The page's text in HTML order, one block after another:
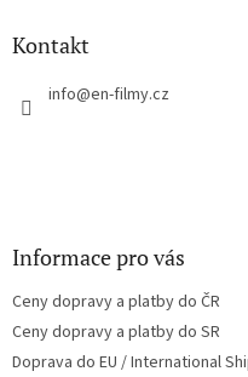
Kontakt
info@en-filmy.cz
Informace pro vás
Ceny dopravy a platby do ČR
Ceny dopravy a platby do SR
Doprava do EU / International